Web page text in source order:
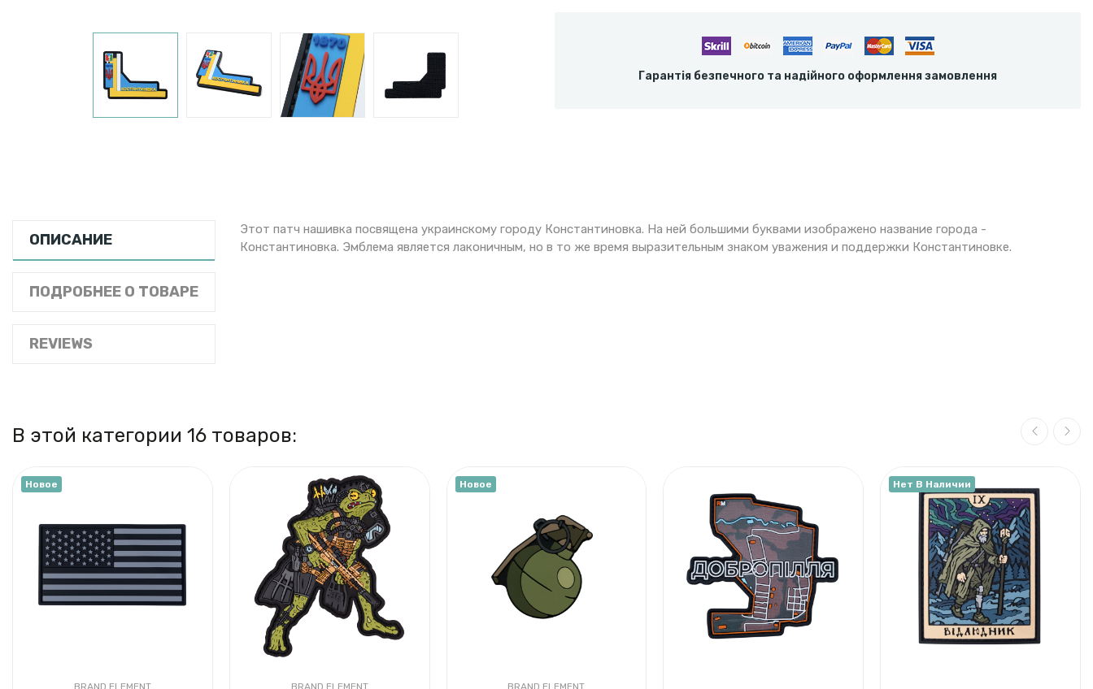
Гарантія безпечного та надійного оформлення замовлення
ОПИСАНИЕ
ПОДРОБНЕЕ О ТОВАРЕ
REVIEWS
Этот патч нашивка посвящена украинскому городу Константиновка. На ней большими буквами изображено название города -
Константиновка. Эмблема является лаконичным, но в то же время выразительным знаком уважения и поддержки Константиновке.
В этой категории 16 товаров:
Новое Новое Нет В Наличии